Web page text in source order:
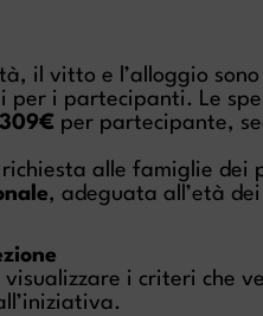
il vitto e l’alloggio
per i partecipanti. Le
309€ per partecipante,
richiesta alle famiglie
, adeguata all’età
visualizzare i criteri che